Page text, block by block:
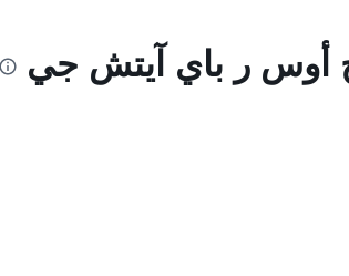
أوس ر باي آيتش جي